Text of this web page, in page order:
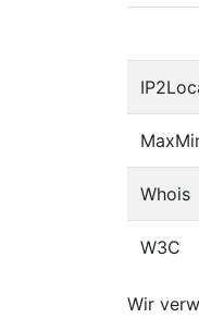
Whois
W3C
Wir